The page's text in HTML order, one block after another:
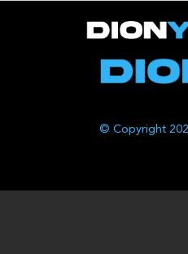
© Copyright